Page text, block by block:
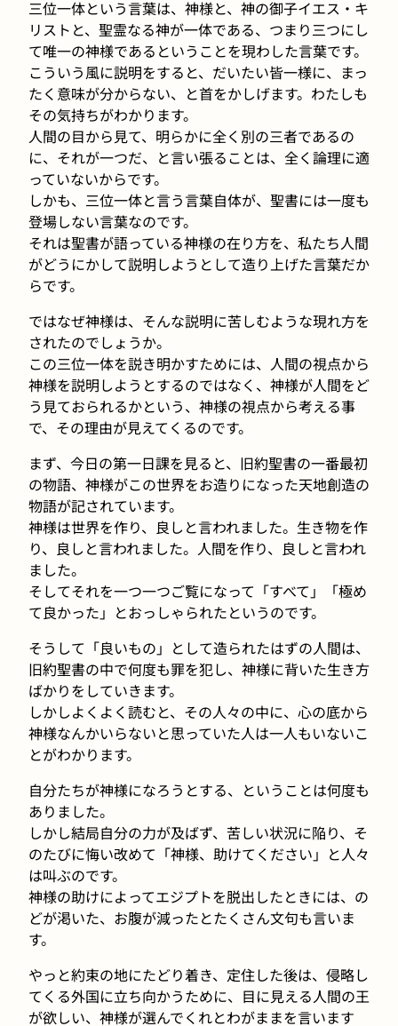
三位一体という言葉は、神様と、神の御子イエス・キ
リストと、聖霊なる神が一体である、つまり三つにし
て唯一の神様であるということを現わした言葉です。
こういう風に説明をすると、だいたい皆一様に、まっ
たく意味が分からない、と首をかしげます。わたしも
その気持ちがわかります。
人間の目から見て、明らかに全く別の三者であるの
に、それが一つだ、と言い張ることは、全く論理に適
っていないからです。
しかも、三位一体と言う言葉自体が、聖書には一度も
登場しない言葉なのです。
それは聖書が語っている神様の在り方を、私たち人間
がどうにかして説明しようとして造り上げた言葉だか
らです。
ではなぜ神様は、そんな説明に苦しむような現れ方を
されたのでしょうか。
この三位一体を説き明かすためには、人間の視点から
神様を説明しようとするのではなく、神様が人間をど
う見ておられるかという、神様の視点から考える事
で、その理由が見えてくるのです。
まず、今日の第一日課を見ると、旧約聖書の一番最初
の物語、神様がこの世界をお造りになった天地創造の
物語が記されています。
神様は世界を作り、良しと言われました。生き物を作
り、良しと言われました。人間を作り、良しと言われ
ました。
そしてそれを一つ一つご覧になって「すべて」「極め
て良かった」とおっしゃられたというのです。
そうして「良いもの」として造られたはずの人間は、
旧約聖書の中で何度も罪を犯し、神様に背いた生き方
ばかりをしていきます。
しかしよくよく読むと、その人々の中に、心の底から
神様なんかいらないと思っていた人は一人もいないこ
とがわかります。
自分たちが神様になろうとする、ということは何度も
ありました。
しかし結局自分の力が及ばず、苦しい状況に陥り、そ
のたびに悔い改めて「神様、助けてください」と人々
は叫ぶのです。
神様の助けによってエジプトを脱出したときには、の
どが渇いた、お腹が減ったとたくさん文句も言いま
す。
やっと約束の地にたどり着き、定住した後は、侵略し
てくる外国に立ち向かうために、目に見える人間の王
が欲しい、神様が選んでくれとわがままを言います